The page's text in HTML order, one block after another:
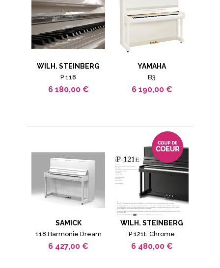
WILH. STEINBERG
P 118
6 180,00 €
YAMAHA
B3
6 190,00 €
SAMICK
118 Harmonie Dream
6 427,00 €
WILH. STEINBERG
P 121E Chrome
6 480,00 €